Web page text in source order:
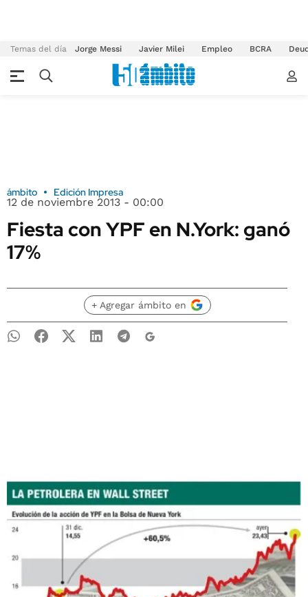
Temas del día Jorge Messi Javier Milei Empleo BCRA
ámbito Edición Impresa
12 de noviembre 2013 - 00:00
Fiesta con YPF en N.York: ganó
17%
+ Agregar ámbito en